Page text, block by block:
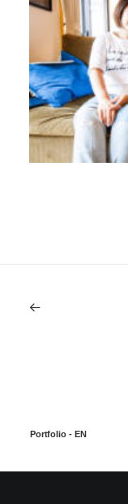
Portfolio - EN